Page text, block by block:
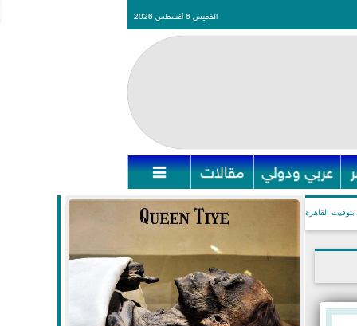
الخميس 6 أغسطس 2026
عربي ودولي مقالات 
بتوقيت القاهرة